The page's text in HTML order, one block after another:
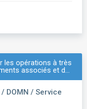
les opérations à très
associés et d…
DOMN / Service